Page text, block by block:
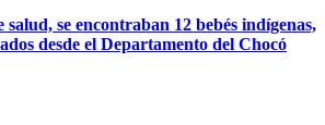
salud, se encontraban 12 bebés indígenas,
desde el Departamento del Chocó